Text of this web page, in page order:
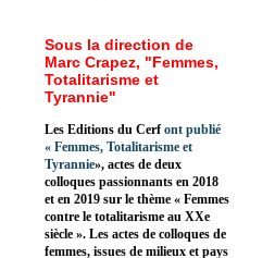
Sous la direction de
Marc Crapez, "Femmes,
Totalitarisme et
Tyrannie"
Les Editions du Cerfont publié
« Femmes, Totalitarisme et
Tyrannie», actes de deux
colloques passionnants en 2018
et en 2019 sur le thème « Femmes
contre le totalitarisme au XXe
siècle ». Les actes de colloques de
femmes, issues de milieux et pays